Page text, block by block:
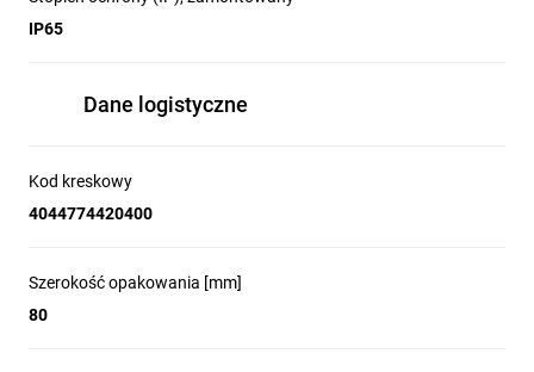
IP65
Dane logistyczne
Kod kreskowy
4044774420400
Szerokość opakowania [mm]
80